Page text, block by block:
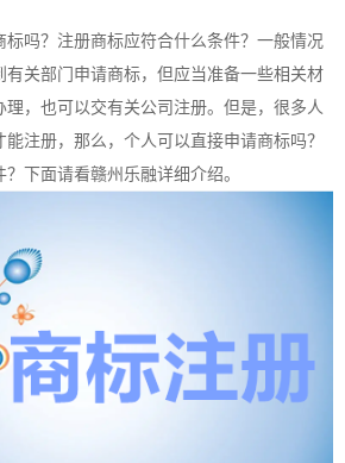
吗？注册商标应符合什么条件？一般情况
关部门申请商标，但应当准备一些相关材
，也可以交有关公司注册。但是，很多人
能注册，那么，个人可以直接申请商标吗？
下面请看赣州乐融详细介绍。